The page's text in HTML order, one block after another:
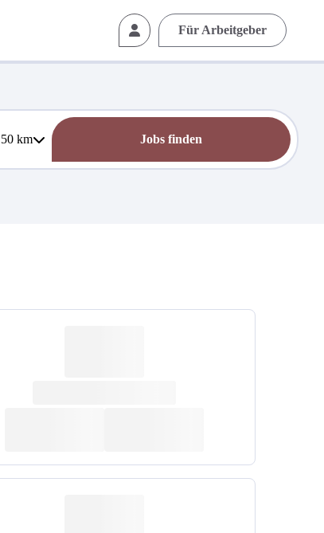
Für Arbeitgeber
50km Jobs finden